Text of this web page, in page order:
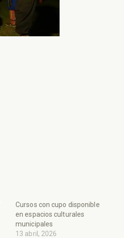
Cursos con cupo disponible
en espacios culturales
municipales
13 abril, 2026